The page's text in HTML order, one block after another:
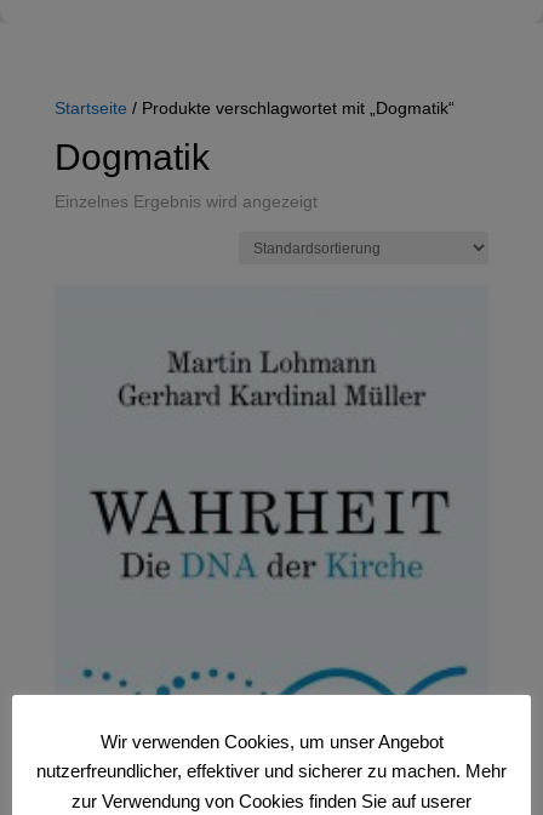
Startseite / Produkte verschlagwortet mit „Dogmatik“
Dogmatik
Einzelnes Ergebnis wird angezeigt
Wir verwenden Cookies, um unser Angebot
nutzerfreundlicher, effektiver und sicherer zu machen. Mehr
zur Verwendung von Cookies finden Sie auf userer